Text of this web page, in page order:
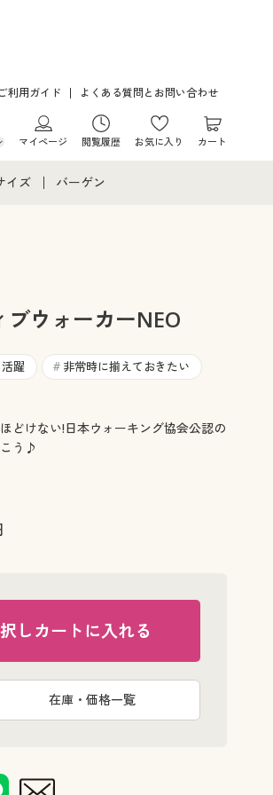
ご利用ガイド よくある質問とお問い合わせ
注文
マイページ 閲覧履歴 お気に入り カート
イズ
イズ レディース下着
イズ メンズ
バーゲン
ウォーカーNEO
躍 # 非常時に揃えておきたい
どけない!日本ウォーキング協会公認の
う♪
しカートに入れる
在庫・価格一覧